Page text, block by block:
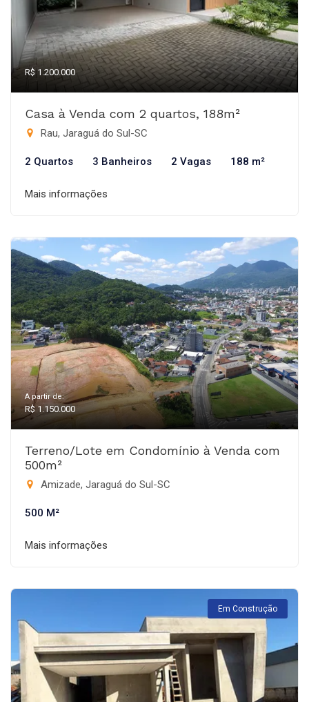
R$ 1.200.000
Casa à Venda com 2 quartos, 188m²
Rau, Jaraguá do Sul-SC
2 Quartos 3 Banheiros 2 Vagas 188 m²
Mais informações
A partir de:
R$ 1.150.000
Terreno/Lote em Condomínio à Venda com
500m²
Amizade, Jaraguá do Sul-SC
500 M²
Mais informações
Em Construção